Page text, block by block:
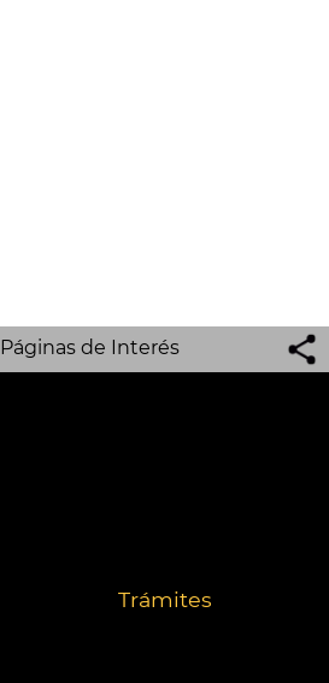
Páginas de Interés
Trámites